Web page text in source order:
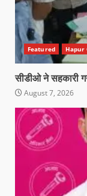
Featured Hapur
सीडीओ ने सहकारी
August 7, 2026